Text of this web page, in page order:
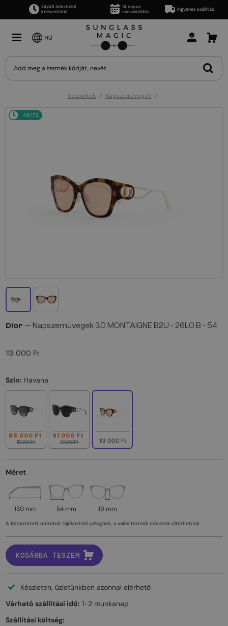
24/48 órán belül
kézbesítünk
14 napos
visszaküldés
Ingyenes szállítás
HU
Termékek Napszemüvegek
48/72
Dior — Napszemüvegek 30 MONTAIGNE B2U - 26L0 B - 54
113 000 Ft
Szín: Havana
85 000 Ft
113 000 Ft
91 000 Ft
113 000 Ft 113 000 Ft
Méret
130 mm 54 mm 19 mm
A feltüntetett méretek tájékoztató jellegűek, a valós termék méretek eltérhetnek.
KOSÁRBA TESZEM
Készleten, üzletünkben azonnal elérhető
Várható szállítási idő: 1-2 munkanap
Szállítási költség: